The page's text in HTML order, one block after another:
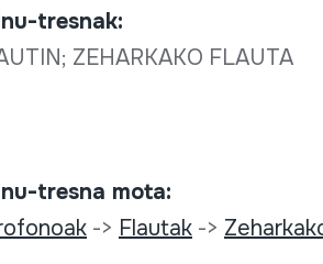
tresnak:
ZEHARKAKO FLAUTA
tresna mota:
-> Flautak->